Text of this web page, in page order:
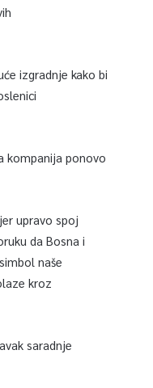
izgradnje kako bi
kompanija ponovo
upravo spoj
da Bosna i
naše
kroz
saradnje